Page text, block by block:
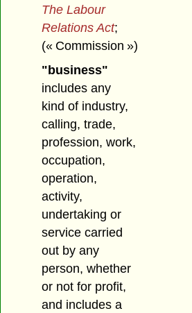
The Labour
Relations Act;
(« Commission »)
"business"
includes any
kind of industry,
calling, trade,
profession, work,
occupation,
operation,
activity,
undertaking or
service carried
out by any
person, whether
or not for profit,
and includes a